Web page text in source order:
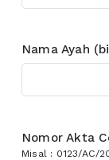
Nama Ayah
Nomor Akta
Misal : 0123/AC/